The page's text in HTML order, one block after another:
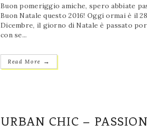
Buon pomeriggio amiche, spero abbiate
Buon Natale questo 2016! Oggi ormai è il 28
Dicembre, il giorno di Natale è passato
con se...
Read More →
URBAN CHIC –